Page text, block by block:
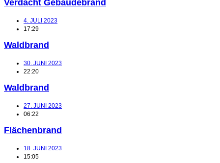
Verdacht Gebäudebrand
4. JULI 2023
17:29
Waldbrand
30. JUNI 2023
22:20
Waldbrand
27. JUNI 2023
06:22
Flächenbrand
18. JUNI 2023
15:05